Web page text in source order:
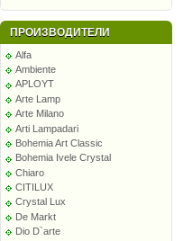
ПРОИЗВОДИТЕЛИ
Alfa
Ambiente
APLOYT
Arte Lamp
Arte Milano
Arti Lampadari
Bohemia Art Classic
Bohemia Ivele Crystal
Chiaro
CITILUX
Crystal Lux
De Markt
Dio D`arte